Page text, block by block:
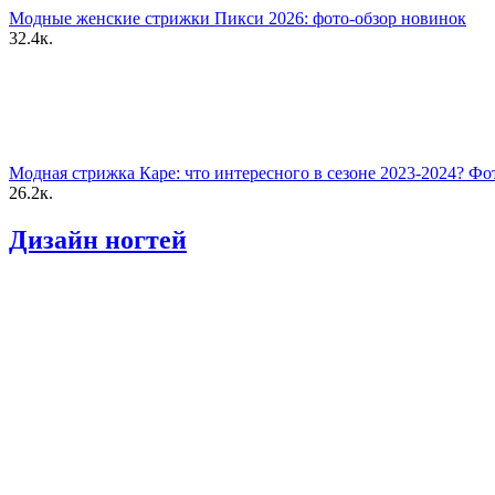
Модные женские стрижки Пикси 2026: фото-обзор новинок
32.4к.
Модная стрижка Каре: что интересного в сезоне 2023-2024?
26.2к.
Дизайн ногтей